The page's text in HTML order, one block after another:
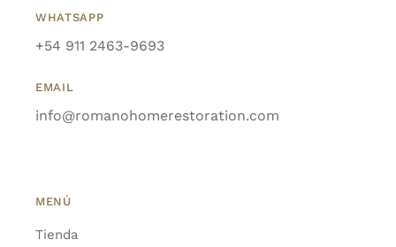
WHATSAPP
+54 911 2463-9693
EMAIL
info@romanohomerestoration.com
MENÚ
Tienda